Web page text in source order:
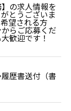
の求人情報を
とうございま
望される方
らご応募くだ
歓迎です！
歴書送付（書